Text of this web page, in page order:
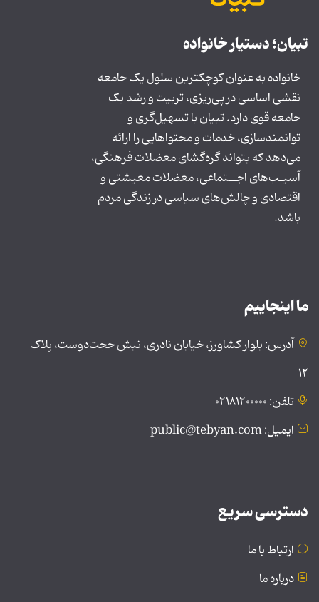
تبیان؛ دستیار خانواده
خانواده به عنوان کوچکترین سلول یک جامعه
نقشی اساسی در پی‌ریزی، تربیت و رشد یک
جامعه قوی دارد. تبیان با تسهیل‌گری و
توانمندسازی، خدمات و محتواهایی را ارائه
می‌دهد که بتواند گره‌گشای معضلات فرهنگی،
آسیـب‌های اجــتماعی، معضلات معیشتی و
اقتصادی و چالش‌های سیاسی در زندگی مردم
باشد.
ما اینجاییم
آدرس: بلوار کشاورز، خیابان نادری، نبش حجت‌دوست، پلاک
۱۲
تلفن: ۰۲۱۸۱۲۰۰۰۰۰
ایمیل: public@tebyan.com
دسترسی سریع
ارتباط با ما
درباره ما